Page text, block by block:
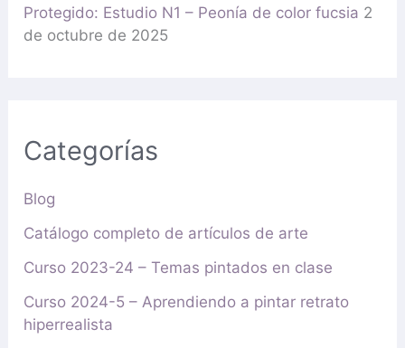
Protegido: Estudio N1 – Peonía de color fucsia 2
de octubre de 2025
Categorías
Blog
Catálogo completo de artículos de arte
Curso 2023-24 – Temas pintados en clase
Curso 2024-5 – Aprendiendo a pintar retrato
hiperrealista